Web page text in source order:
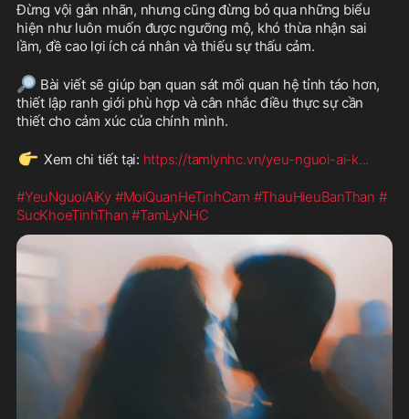
Đừng vội gắn nhãn, nhưng cũng đừng bỏ qua những biểu
hiện như luôn muốn được ngưỡng mộ, khó thừa nhận sai
lầm, đề cao lợi ích cá nhân và thiếu sự thấu cảm.
🔎 Bài viết sẽ giúp bạn quan sát mối quan hệ tỉnh táo hơn,
thiết lập ranh giới phù hợp và cân nhắc điều thực sự cần
thiết cho cảm xúc của chính mình.
👉 Xem chi tiết tại: https://tamlynhc.vn/yeu-nguoi-ai-k...
#YeuNguoiAiKy #MoiQuanHeTinhCam #ThauHieuBanThan #
SucKhoeTinhThan #TamLyNHC